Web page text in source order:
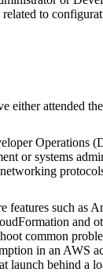
to
attended
Operations
or systems
features such
and
common
in an AWS
launch behind a